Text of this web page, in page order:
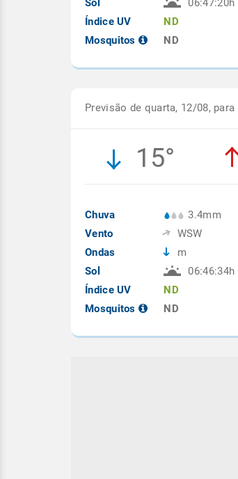
Sol
Índice UV
Mosquitos
06:47:20h
ND
ND
Previsão de quarta, 12/08, para
15°
Chuva
Vento
Ondas
Sol
Índice UV
Mosquitos
3.4mm
WSW
m
06:46:34h
ND
ND